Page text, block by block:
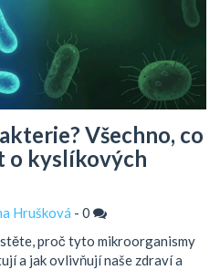
Všechno, co
o kyslíkových
Hrušková - 0
proč tyto mikroorganismy
a jak ovlivňují naše zdraví a